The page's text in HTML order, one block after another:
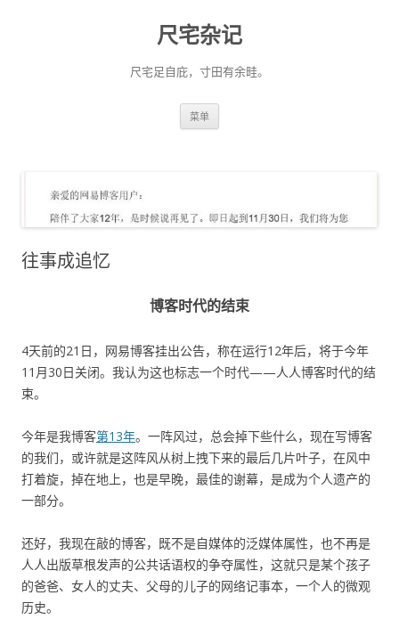
尺宅杂记
尺宅足自庇，寸田有余畦。
菜单
往事成追忆
博客时代的结束
4天前的21日，网易博客挂出公告，称在运行12年后，将于今年
11月30日关闭。我认为这也标志一个时代——人人博客时代的结
束。
今年是我博客第13年。一阵风过，总会掉下些什么，现在写博客
的我们，或许就是这阵风从树上拽下来的最后几片叶子，在风中
打着旋，掉在地上，也是早晚，最佳的谢幕，是成为个人遗产的
一部分。
还好，我现在敲的博客，既不是自媒体的泛媒体属性，也不再是
人人出版草根发声的公共话语权的争夺属性，这就只是某个孩子
的爸爸、女人的丈夫、父母的儿子的网络记事本，一个人的微观
历史。